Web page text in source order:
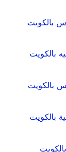
بالكويت
بالكويت
بالكويت
بالكويت